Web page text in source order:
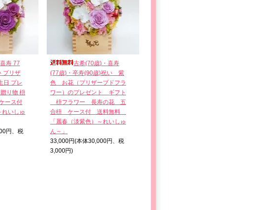
寿 77
プリザ
日 プレ
り物 枡
ース付
れいしゅ
円、税
古希(70歳)・喜寿
(77歳)・卒寿(90歳)祝い＿紫
色 お花（プリザーブドフラ
ワー）のプレゼント ギフト
枡フラワー 長寿の花 五
合枡 ケース付 送料無料
「麗春（淡紫色）～れいしゅ
ん～」
33,000円(本体30,000円、税
3,000円)